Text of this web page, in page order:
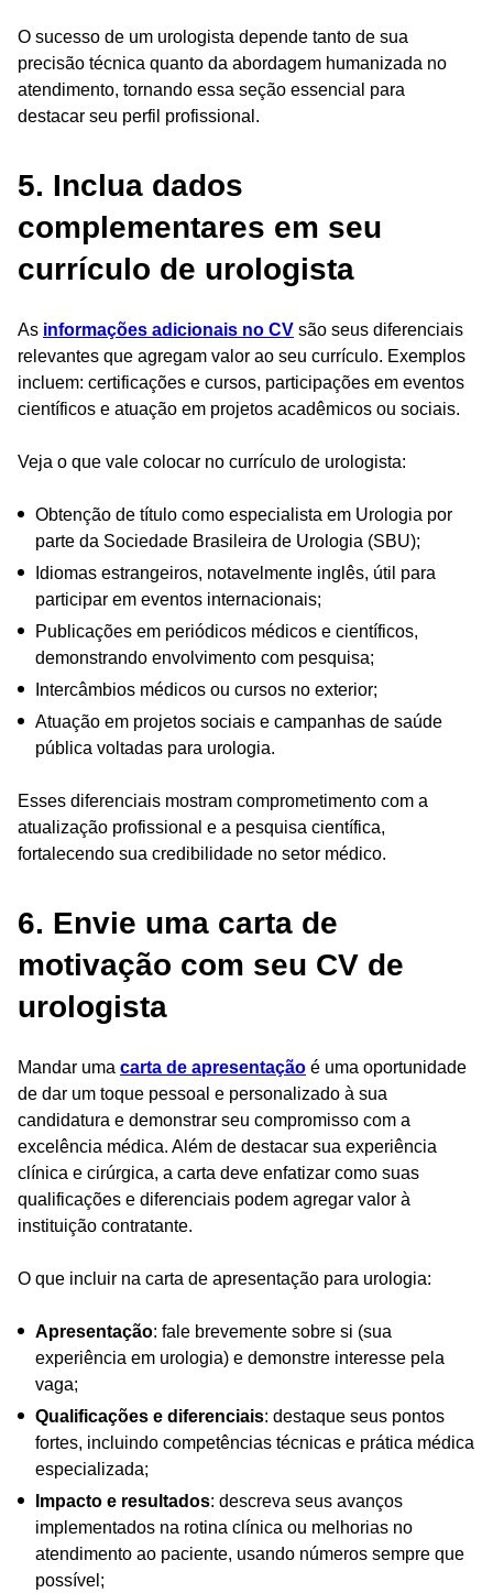
O sucesso de um urologista depende tanto de sua
precisão técnica quanto da abordagem humanizada no
atendimento, tornando essa seção essencial para
destacar seu perfil profissional.
5. Inclua dados
complementares em seu
currículo de urologista
As informações adicionais no CV são seus diferenciais
relevantes que agregam valor ao seu currículo. Exemplos
incluem: certificações e cursos, participações em eventos
científicos e atuação em projetos acadêmicos ou sociais.
Veja o que vale colocar no currículo de urologista:
Obtenção de título como especialista em Urologia por
parte da Sociedade Brasileira de Urologia (SBU);
Idiomas estrangeiros, notavelmente inglês, útil para
participar em eventos internacionais;
Publicações em periódicos médicos e científicos,
demonstrando envolvimento com pesquisa;
Intercâmbios médicos ou cursos no exterior;
Atuação em projetos sociais e campanhas de saúde
pública voltadas para urologia.
Esses diferenciais mostram comprometimento com a
atualização profissional e a pesquisa científica,
fortalecendo sua credibilidade no setor médico.
6. Envie uma carta de
motivação com seu CV de
urologista
Mandar uma carta de apresentação é uma oportunidade
de dar um toque pessoal e personalizado à sua
candidatura e demonstrar seu compromisso com a
excelência médica. Além de destacar sua experiência
clínica e cirúrgica, a carta deve enfatizar como suas
qualificações e diferenciais podem agregar valor à
instituição contratante.
O que incluir na carta de apresentação para urologia:
Apresentação: fale brevemente sobre si (sua
experiência em urologia) e demonstre interesse pela
vaga;
Qualificações e diferenciais: destaque seus pontos
fortes, incluindo competências técnicas e prática médica
especializada;
Impacto e resultados: descreva seus avanços
implementados na rotina clínica ou melhorias no
atendimento ao paciente, usando números sempre que
possível;